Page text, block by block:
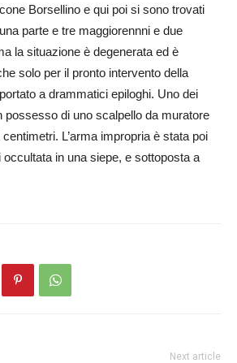
Borsellino e qui poi si sono trovati
parte e tre maggiorennni e due
la situazione è degenerata ed è
solo per il pronto intervento della
a drammatici epiloghi. Uno dei
possesso di uno scalpello da muratore
L’arma impropria è stata poi
occultata in una siepe, e sottoposta a
Next article